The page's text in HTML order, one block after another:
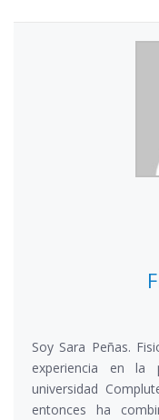
Soy Sara Peñas.
experiencia en la
universidad
entonces ha